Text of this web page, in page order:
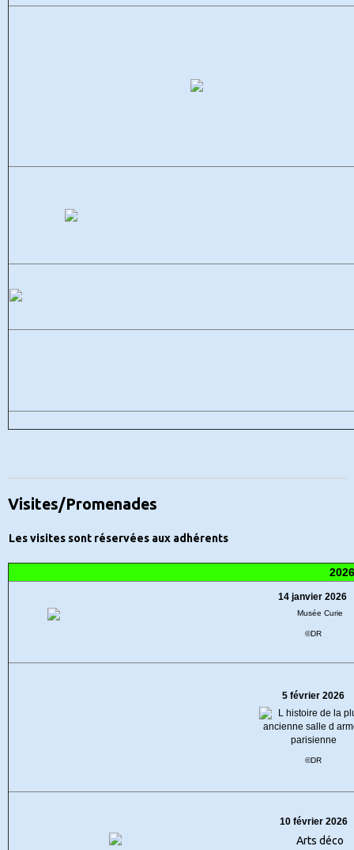
Visites/Promenades
Les visites sont réservées aux adhérents
2026
14 janvier 2026
©DR
5 février 2026
©DR
10 février 2026